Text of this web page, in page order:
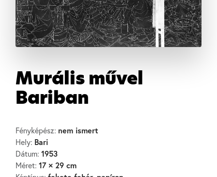
Murális művel
Bariban
Fényképész: nem ismert
Hely: Bari
Dátum: 1953
Méret: 17 × 29 cm